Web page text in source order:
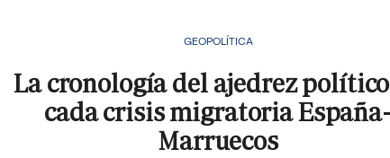
GEOPOLÍTICA
La cronología del ajedrez
cada crisis migratoria
Marruecos